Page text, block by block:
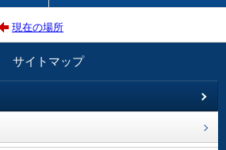
現在の場所
サイトマップ